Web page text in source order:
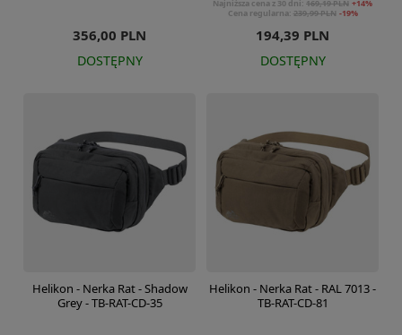
356,00 PLN
DOSTĘPNY
194,39 PLN
Najniższa cena z 30 dni: 169,19 PLN +14%
Cena regularna: 239,99 PLN -19%
DOSTĘPNY
Helikon - Nerka Rat - Shadow
Grey - TB-RAT-CD-35
Helikon - Nerka Rat - RAL 7013 -
TB-RAT-CD-81